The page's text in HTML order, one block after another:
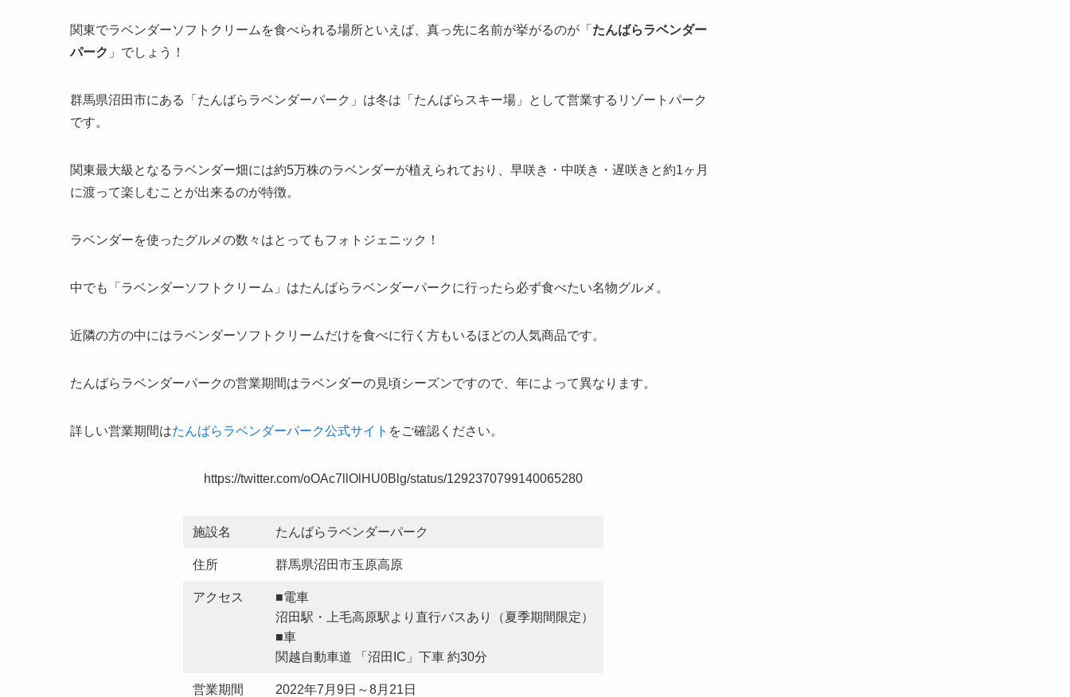
関東でラベンダーソフトクリームを食べられる場所といえば、真っ先に名前が挙がるのが「 たんばらラベンダー
パーク 」でしょう！
群馬県沼田市にある「たんばらラベンダーパーク」は冬は「たんばらスキー場」として営業するリゾートパーク
です。
関東最大級となるラベンダー畑には約5万株のラベンダーが植えられており、早咲き・中咲き・遅咲きと約1ヶ月
に渡って楽しむことが出来るのが特徴。
ラベンダーを使ったグルメの数々はとってもフォトジェニック！
中でも「ラベンダーソフトクリーム」はたんばらラベンダーパークに行ったら必ず食べたい名物グルメ。
近隣の方の中にはラベンダーソフトクリームだけを食べに行く方もいるほどの人気商品です。
たんばらラベンダーパークの営業期間はラベンダーの見頃シーズンですので、年によって異なります。
詳しい営業期間はたんばらラベンダーパーク公式サイト をご確認ください。
https://twitter.com/oOAc7llOlHU0Blg/status/1292370799140065280
施設名 たんばらラベンダーパーク
住所 群馬県沼田市玉原高原
アクセス
■電車
沼田駅・上毛高原駅より直行バスあり（夏季期間限定）
■車
関越自動車道 「沼田IC」下車 約30分
営業期間 2022年7月9日～8月21日